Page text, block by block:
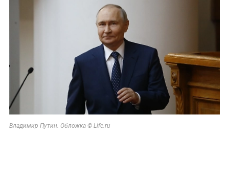
Владимир Путин. Обложка © Life.ru